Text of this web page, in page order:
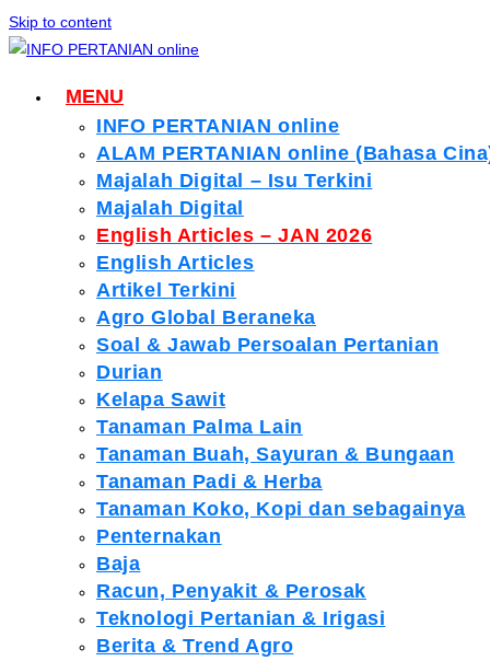
Skip to content
MENU
INFO PERTANIAN online
ALAM PERTANIAN online (Bahasa
Majalah Digital – Isu Terkini
Majalah Digital
English Articles – JAN 2026
English Articles
Artikel Terkini
Agro Global Beraneka
Soal & Jawab Persoalan Pertanian
Durian
Kelapa Sawit
Tanaman Palma Lain
Tanaman Buah, Sayuran & Bungaan
Tanaman Padi & Herba
Tanaman Koko, Kopi dan sebagainya
Penternakan
Baja
Racun, Penyakit & Perosak
Teknologi Pertanian & Irigasi
Berita & Trend Agro